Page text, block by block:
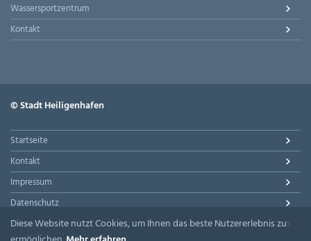
Wassersportzentrum
Kontakt
© Stadt Heiligenhafen
Startseite
Kontakt
Impressum
Datenschutz
Suche
Diese Website nutzt Cookies, um Ihnen das beste Nutzererlebnis zu